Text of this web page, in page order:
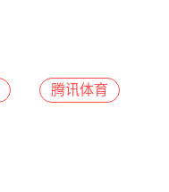
腾讯体育